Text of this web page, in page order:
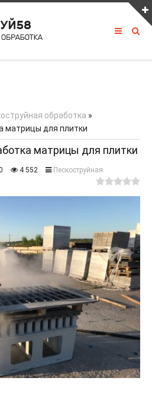
М5 630 км.
обработка »
матрицы для плитки
матрицы для плитки
4 552
Пескоструйная